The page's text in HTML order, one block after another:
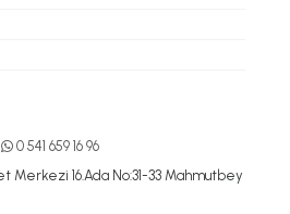
0 541 659 16 96
Merkezi 16.Ada No:31-33 Mahmutbey